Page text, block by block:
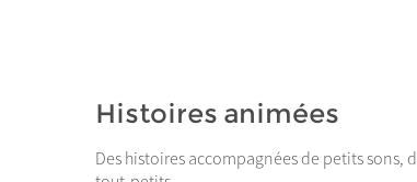
Histoires animées
Des histoires accompagnées de petits sons,